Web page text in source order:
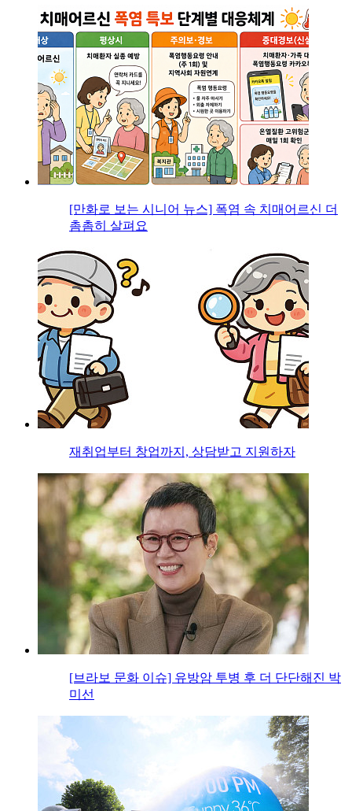
[만화로 보는 시니어 뉴스] 폭염 속 치매어르신 더
촘촘히 살펴요
재취업부터 창업까지, 상담받고 지원하자
[브라보 문화 이슈] 유방암 투병 후 더 단단해진 박
미선